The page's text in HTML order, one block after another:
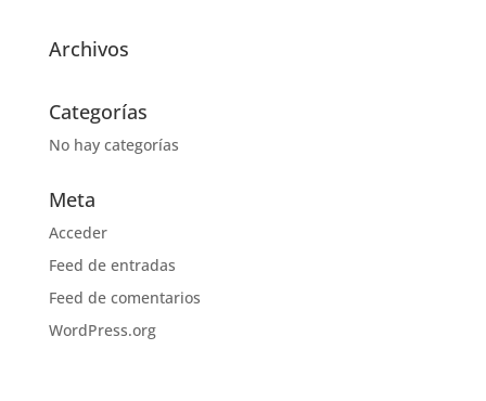
Archivos
Categorías
No hay categorías
Meta
Acceder
Feed de entradas
Feed de comentarios
WordPress.org